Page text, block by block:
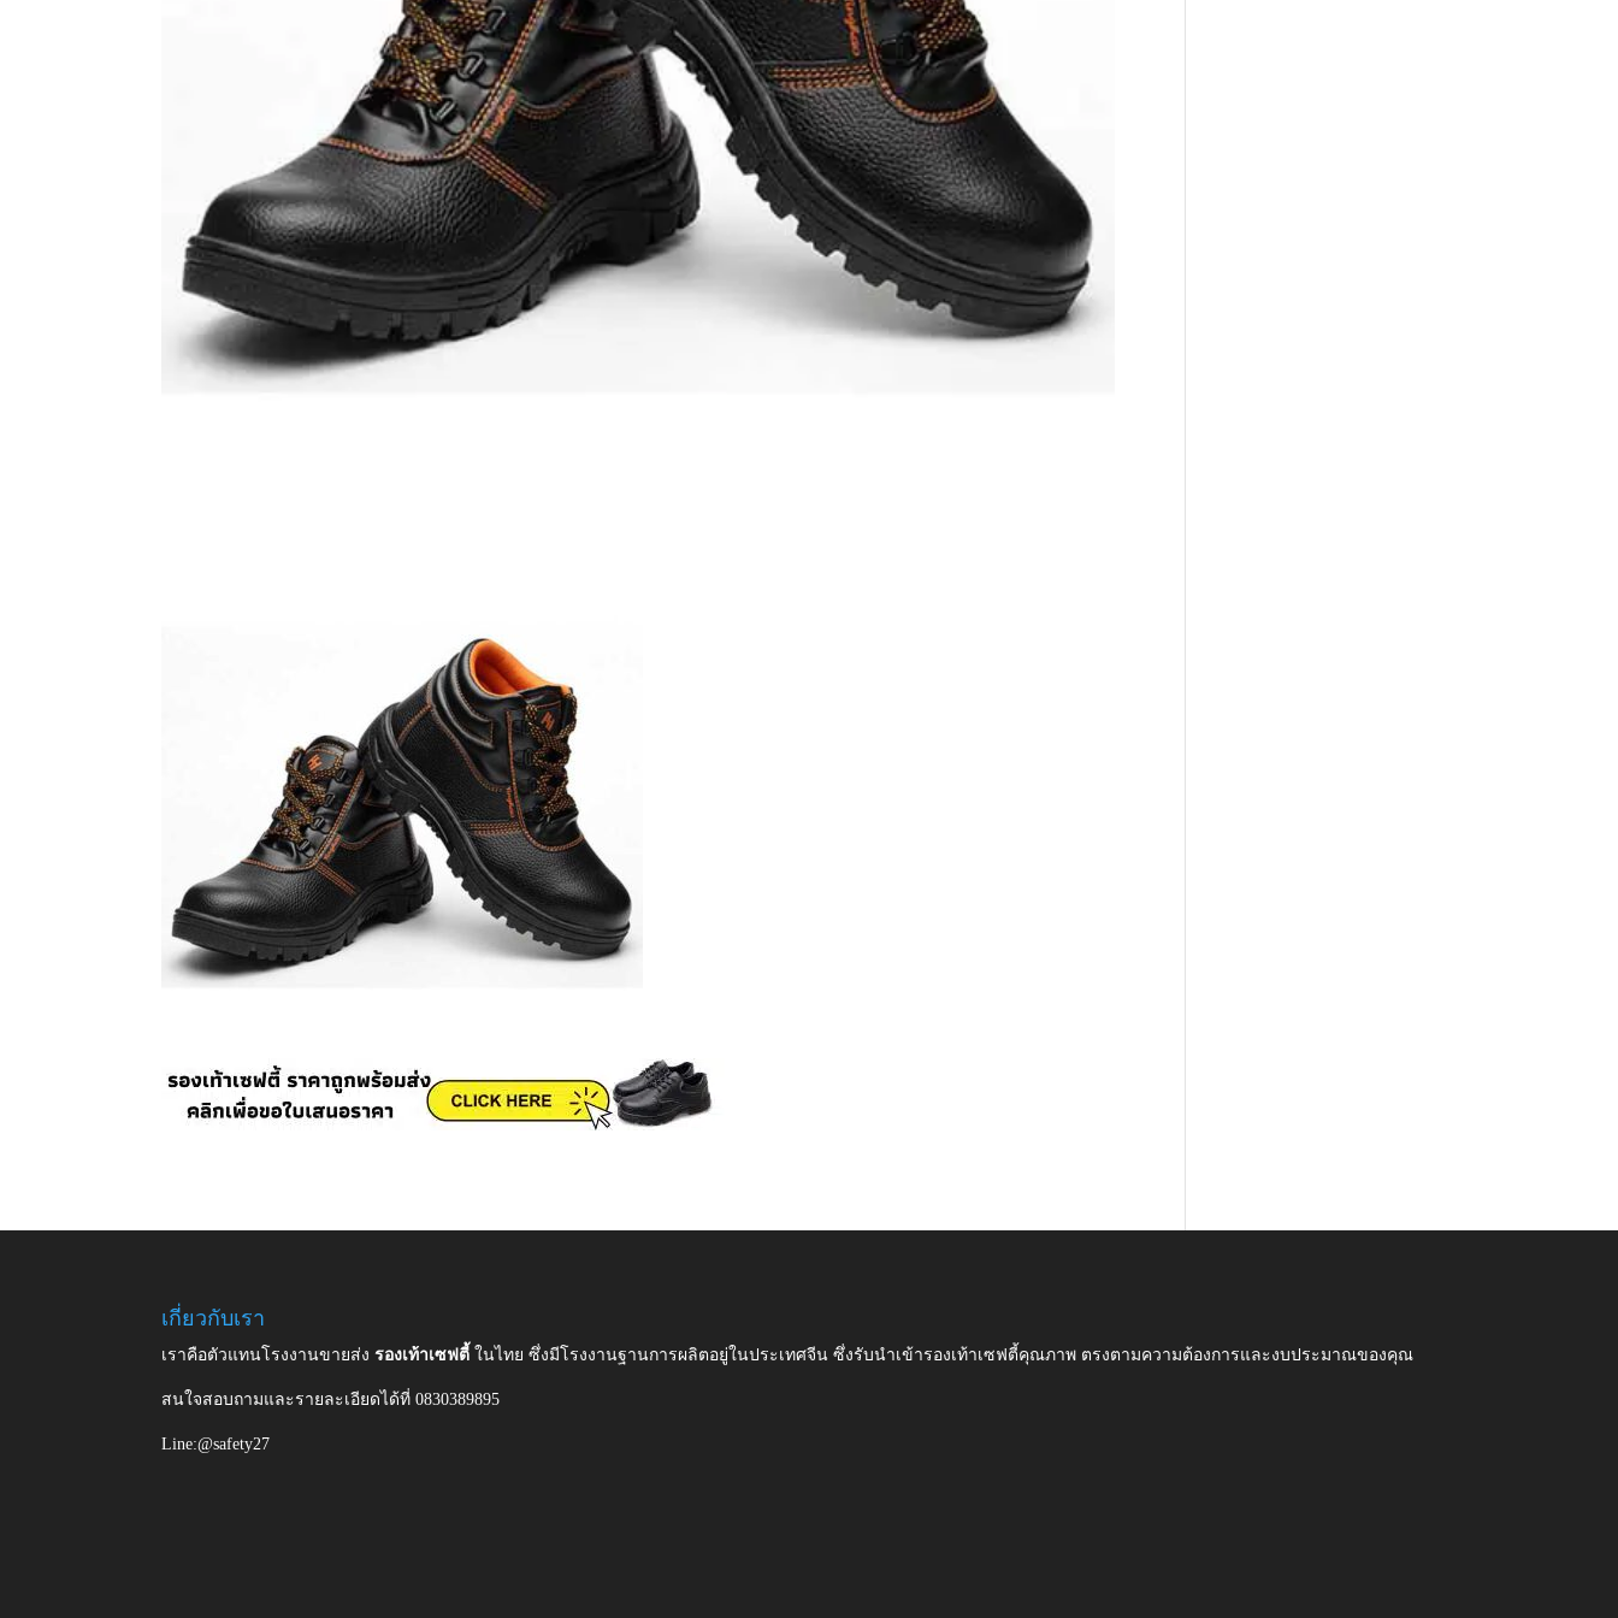
เกี่ยวกับเรา
เราคือตัวแทนโรงงานขายส่งรองเท้าเซฟตี้ในไทย ซึ่งมีโรงงานฐานการผลิตอยู่ในประเทศจีน ซึ่งรับนำเข้ารองเท้าเซฟตี้คุณภาพ ตรงตามความต้องการและงบประมาณของคุณ
สนใจสอบถามและรายละเอียดได้ที่ 0830389895
Line:@safety27